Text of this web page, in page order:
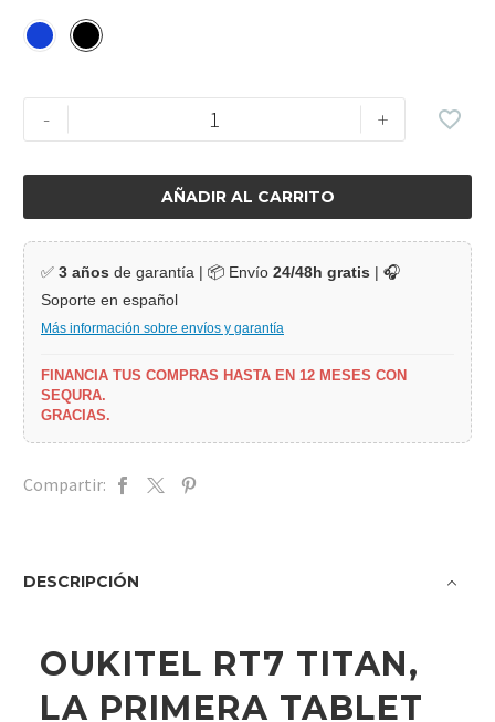
- +
AÑADIR AL CARRITO
✅ 3 años de garantía | 📦 Envío 24/48h gratis | 🎧
Soporte en español
Más información sobre envíos y garantía
FINANCIA TUS COMPRAS HASTA EN 12 MESES CON
SEQURA.
GRACIAS.
Compartir:
DESCRIPCIÓN
OUKITEL RT7 TITAN,
LA PRIMERA TABLET